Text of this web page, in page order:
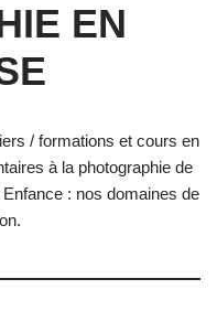
EN
/ formations et cours en
à la photographie de
: nos domaines de